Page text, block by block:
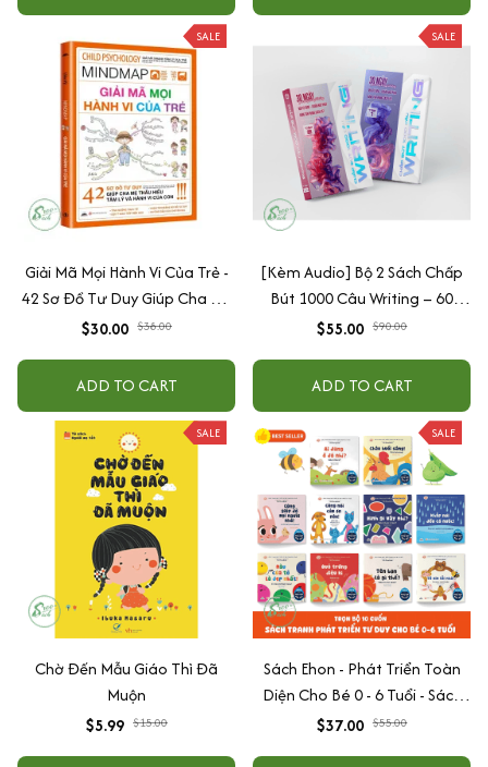
SALE
Giải Mã Mọi Hành Vi Của Trẻ -
42 Sơ Đồ Tư Duy Giúp Cha Mẹ
Thấu Hiểu Tâm Lý Và Hành Vi
$30.00 $38.00
ADD TO CART
SALE
[Kèm Audio] Bộ 2 Sách Chấp
Bút 1000 Câu Writing – 60
Ngày Gieo Trồng Tư Duy
$55.00 $90.00
ADD TO CART
SALE
Chờ Đến Mẫu Giáo Thì Đã
Muộn
$5.99 $15.00
SALE
Sách Ehon - Phát Triển Toàn
Diện Cho Bé 0 - 6 Tuổi - Sách
Song Ngữ Việt - Anh
$37.00 $55.00